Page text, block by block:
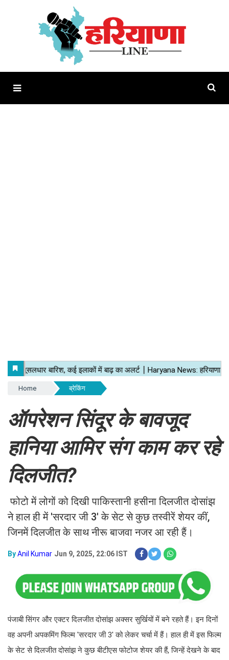
Home ब्रेकिंग
ऑपरेशन सिंदूर के बावजूद
हानिया आमिर संग काम कर रहे
दिलजीत?
फोटो में लोगों को दिखी पाकिस्तानी हसीना दिलजीत दोसांझ
ने हाल ही में 'सरदार जी 3' के सेट से कुछ तस्वीरें शेयर कीं,
जिनमें दिलजीत के साथ नीरू बाजवा नजर आ रही हैं।
ByAnil Kumar Jun 9, 2025, 22:06 IST
पंजाबी सिंगर और एक्टर दिलजीत दोसांझ अक्सर सुर्खियों में बने रहते हैं। इन दिनों
वह अपनी अपकमिंग फिल्म 'सरदार जी 3' को लेकर चर्चा में हैं। हाल ही में इस फिल्म
के सेट से दिलजीत दोसांझ ने कुछ बीटीएस फोटोज शेयर की हैं, जिन्हें देखने के बाद